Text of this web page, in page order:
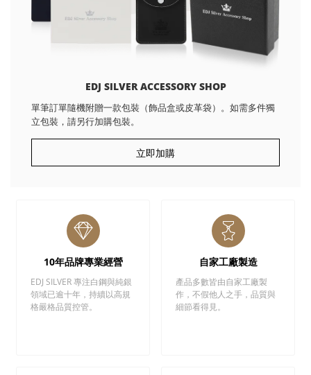
EDJ SILVER ACCESSORY SHOP
單筆訂單隨機附贈一款包裝（飾品盒或皮革袋）。如需多件獨
立包裝，請另行加購包裝。
立即加購
10年品牌專業經營
EDJ SILVER 專注白鋼與純銀
領域已逾十年，持續以高規
格嚴格品質控管。
自家工廠製造
產品多數皆由自家工廠製
作，不假他人之手，品質與
細節看得見。